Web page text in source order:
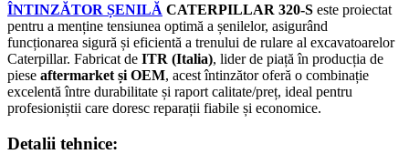
ÎNTINZĂTOR ȘENILĂ CATERPILLAR 320-S este proiectat
pentru a menține tensiunea optimă a șenilelor, asigurând
funcționarea sigură și eficientă a trenului de rulare al excavatoarelor
Caterpillar. Fabricat de ITR (Italia), lider de piață în producția de
piese aftermarket și OEM, acest întinzător oferă o combinație
excelentă între durabilitate și raport calitate/preț, ideal pentru
profesioniștii care doresc reparații fiabile și economice.
Detalii tehnice: